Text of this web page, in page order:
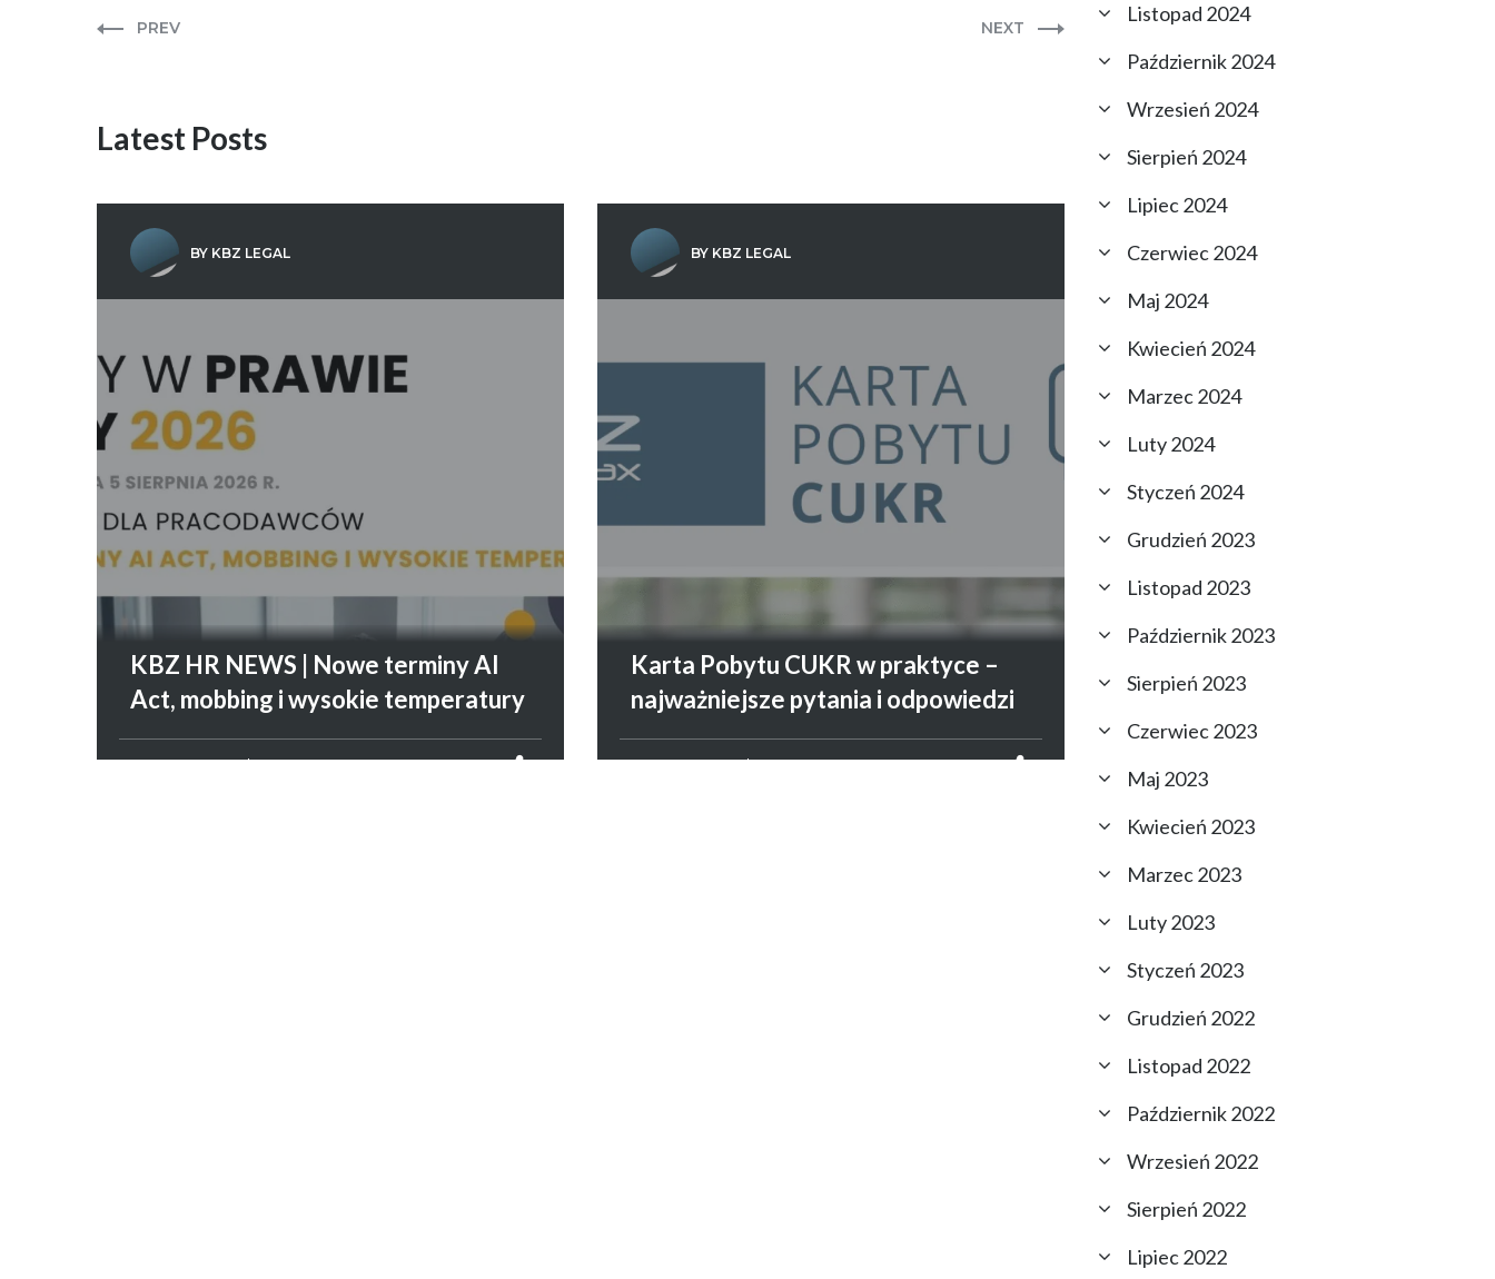
PREV NEXT
Latest Posts
BY KBZ LEGAL
KBZ HR NEWS | Nowe terminy AI
Act, mobbing i wysokie temperatury
BY KBZ LEGAL
Karta Pobytu CUKR w praktyce –
najważniejsze pytania i odpowiedzi
Listopad 2024
Październik 2024
Wrzesień 2024
Sierpień 2024
Lipiec 2024
Czerwiec 2024
Maj 2024
Kwiecień 2024
Marzec 2024
Luty 2024
Styczeń 2024
Grudzień 2023
Listopad 2023
Październik 2023
Sierpień 2023
Czerwiec 2023
Maj 2023
Kwiecień 2023
Marzec 2023
Luty 2023
Styczeń 2023
Grudzień 2022
Listopad 2022
Październik 2022
Wrzesień 2022
Sierpień 2022
Lipiec 2022